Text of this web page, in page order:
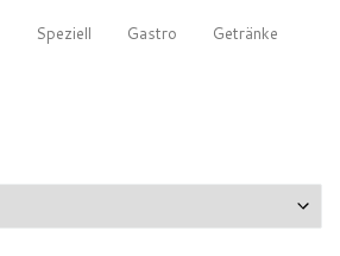
Speziell Gastro Getränke